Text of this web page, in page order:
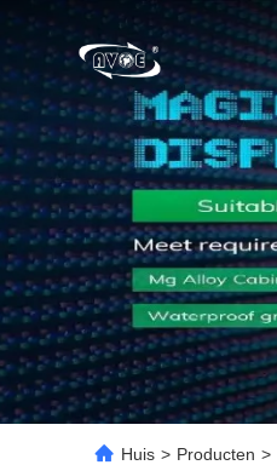
Huis > Producten >